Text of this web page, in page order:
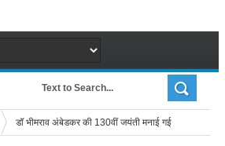
डॉ भीमराव अंबेडकर की 130वीं जयंती मनाई गई